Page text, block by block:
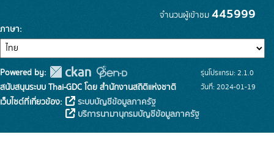
จำนวนผู้เข้าชม 445999
ภาษา
Powered by:
สนับสนุนระบบ Thai-GDC โดย สำนักงานสถิติแห่งชาติ
เว็บไซต์ที่เกี่ยวข้อง:
ระบบบัญชีข้อมูลภาครัฐ
บริการนามานุกรมบัญชีข้อมูลภาครัฐ
รุ่นโปรแกรม: 2.1.0
วันที่: 2024-01-19